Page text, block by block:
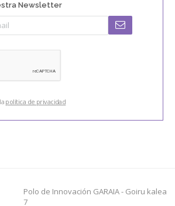
Newsletter
política de privacidad
Polo de Innovación GARAIA - Goiru kalea
7